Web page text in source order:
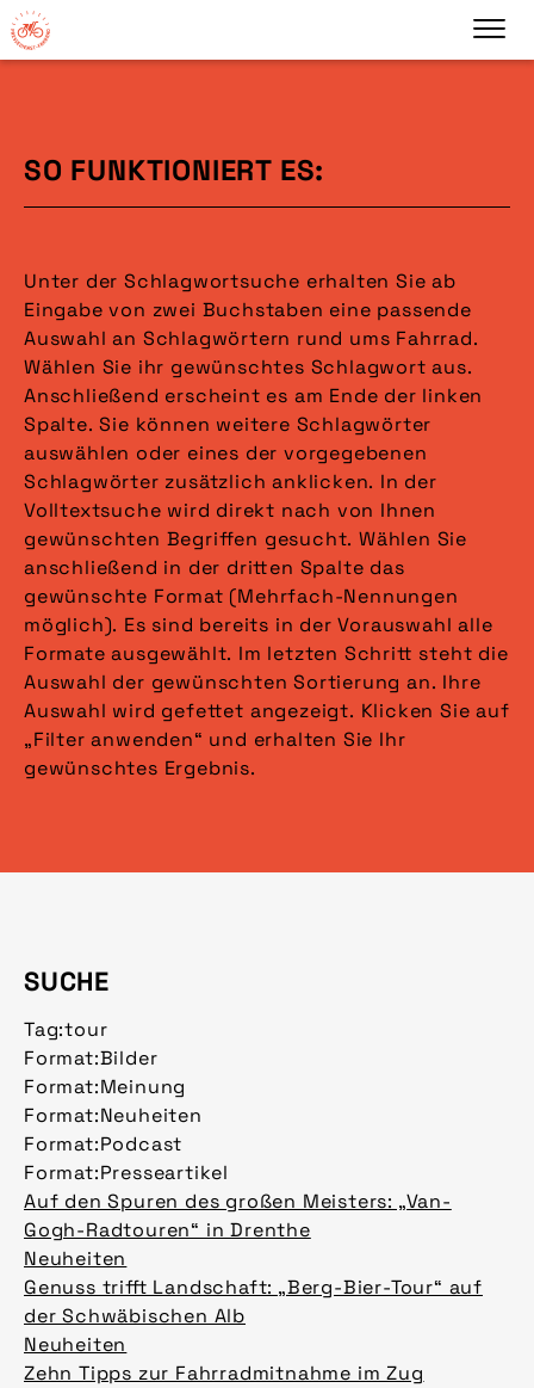
SO FUNKTIONIERT ES:
Unter der Schlagwortsuche erhalten Sie ab
Eingabe von zwei Buchstaben eine passende
Auswahl an Schlagwörtern rund ums Fahrrad.
Wählen Sie ihr gewünschtes Schlagwort aus.
Anschließend erscheint es am Ende der linken
Spalte. Sie können weitere Schlagwörter
auswählen oder eines der vorgegebenen
Schlagwörter zusätzlich anklicken. In der
Volltextsuche wird direkt nach von Ihnen
gewünschten Begriffen gesucht. Wählen Sie
anschließend in der dritten Spalte das
gewünschte Format (Mehrfach-Nennungen
möglich). Es sind bereits in der Vorauswahl alle
Formate ausgewählt. Im letzten Schritt steht die
Auswahl der gewünschten Sortierung an. Ihre
Auswahl wird gefettet angezeigt. Klicken Sie auf
„Filter anwenden“ und erhalten Sie Ihr
gewünschtes Ergebnis.
SUCHE
Tag:tour
Format:Bilder
Format:Meinung
Format:Neuheiten
Format:Podcast
Format:Presseartikel
Auf den Spuren des großen Meisters: „Van-
Gogh-Radtouren“ in Drenthe
Neuheiten
Genuss trifft Landschaft: „Berg-Bier-Tour“ auf
der Schwäbischen Alb
Neuheiten
Zehn Tipps zur Fahrradmitnahme im Zug